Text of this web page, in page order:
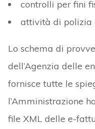
controlli per fini
attività di polizia
Lo schema di
dell’Agenzia delle
fornisce tutte le
l’Amministrazione
file XML delle e-